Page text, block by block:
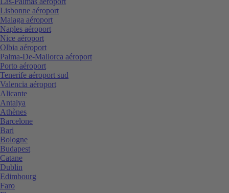
Lisbonne aéroport
Malaga aéroport
Naples aéroport
Nice aéroport
Olbia aéroport
Palma-De-Mallorca aéroport
Porto aéroport
Tenerife aéroport sud
Valencia aéroport
Alicante
Antalya
Athènes
Barcelone
Bari
Bologne
Budapest
Catane
Dublin
Edimbourg
Faro